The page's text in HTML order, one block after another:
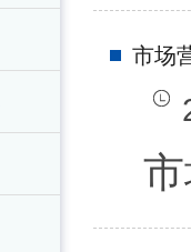
市场